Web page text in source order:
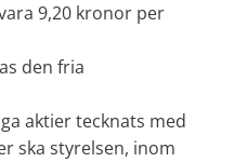
9,20 kronor per
den fria
aktier tecknats med
ska styrelsen, inom